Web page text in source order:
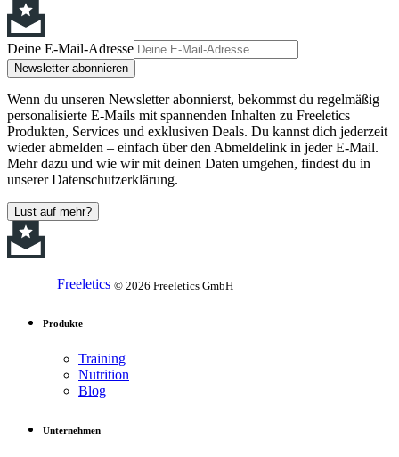
Deine E-Mail-Adresse
Newsletter abonnieren
Wenn du unseren Newsletter abonnierst, bekommst du regelmäßig
personalisierte E-Mails mit spannenden Inhalten zu Freeletics
Produkten, Services und exklusiven Deals. Du kannst dich jederzeit
wieder abmelden – einfach über den Abmeldelink in jeder E-Mail.
Mehr dazu und wie wir mit deinen Daten umgehen, findest du in
unserer Datenschutzerklärung.
Lust auf mehr?
Freeletics © 2026 Freeletics GmbH
Produkte
Training
Nutrition
Blog
Unternehmen